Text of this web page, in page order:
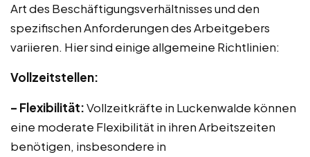
Art des Beschäftigungsverhältnisses und den
spezifischen Anforderungen des Arbeitgebers
variieren. Hier sind einige allgemeine Richtlinien:
Vollzeitstellen:
– Flexibilität:Vollzeitkräfte in Luckenwalde können
eine moderate Flexibilität in ihren Arbeitszeiten
benötigen, insbesondere in